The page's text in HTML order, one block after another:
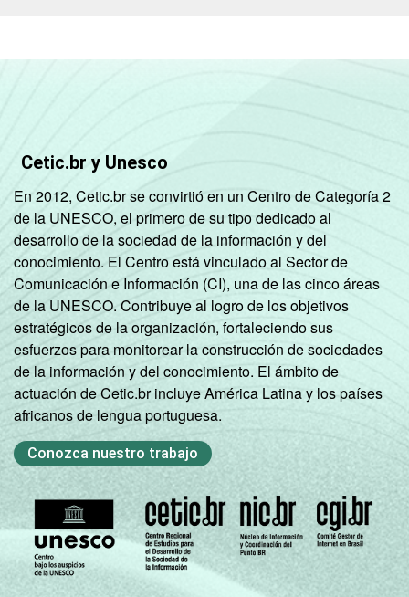
Cetic.br y Unesco
En 2012, Cetic.br se convirtió en un Centro de Categoría 2
de la UNESCO, el primero de su tipo dedicado al
desarrollo de la sociedad de la información y del
conocimiento. El Centro está vinculado al Sector de
Comunicación e Información (CI), una de las cinco áreas
de la UNESCO. Contribuye al logro de los objetivos
estratégicos de la organización, fortaleciendo sus
esfuerzos para monitorear la construcción de sociedades
de la información y del conocimiento. El ámbito de
actuación de Cetic.br incluye América Latina y los países
africanos de lengua portuguesa.
Conozca nuestro trabajo